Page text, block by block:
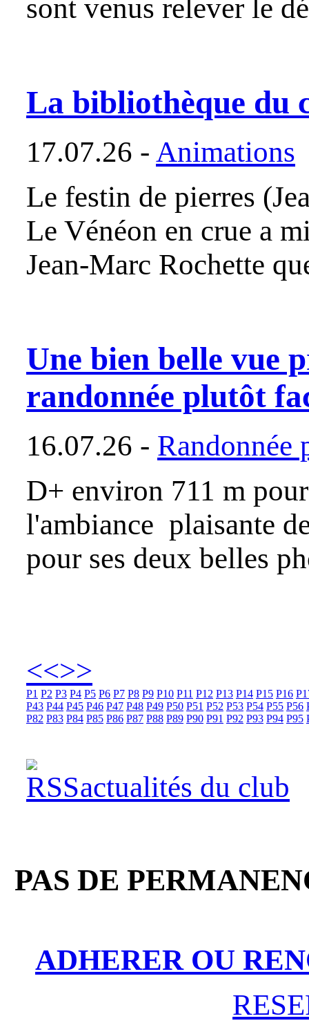
sont venus relever le
La bibliothèque du
17.07.26 - Animations
Le festin de pierres
Le Vénéon en crue a
Jean-Marc Rochette
Une bien belle vue
randonnée plutôt
16.07.26 - Randonnée
D+ environ 711 m
l'ambiance plaisante
pour ses deux belles
<<>>
P1 P2 P3 P4 P5 P6 P7 P8 P9 P10 P11 P12 P13 P14 P15 P16
P43 P44 P45 P46 P47 P48 P49 P50 P51 P52 P53 P54 P55 P56
P82 P83 P84 P85 P86 P87 P88 P89 P90 P91 P92 P93 P94 P95
actualités du club
PAS DE
ADHERER OU